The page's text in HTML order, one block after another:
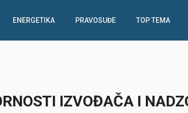
ENERGETIKA PRAVOSUĐE TOP TEMA
IZVOĐAČA I